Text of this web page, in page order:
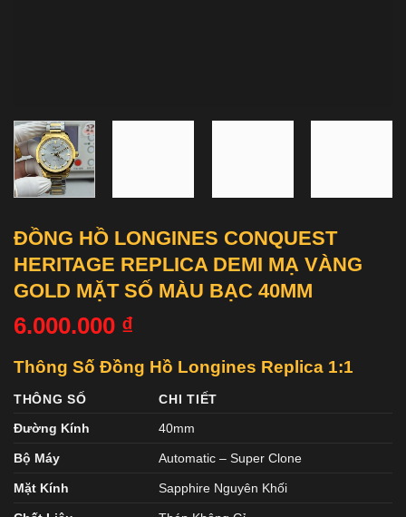
ĐỒNG HỒ LONGINES CONQUEST
HERITAGE REPLICA DEMI MẠ VÀNG
GOLD MẶT SỐ MÀU BẠC 40MM
6.000.000 ₫
Thông Số Đồng Hồ Longines Replica 1:1
THÔNG SỐ
CHI TIẾT
Đường Kính
40mm
Bộ Máy Automatic – Super Clone
Mặt Kính Sapphire Nguyên Khối